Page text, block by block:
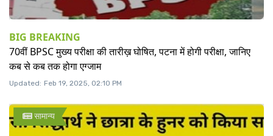
BIG BREAKING
70वीं BPSC मुख्य परीक्षा की तारीख़ घोषित, पटना में होगी परीक्षा, जानिए
कब से कब तक होगा एग्जाम
Updated: Feb 19, 2025, 02:10 PM
सामान्य